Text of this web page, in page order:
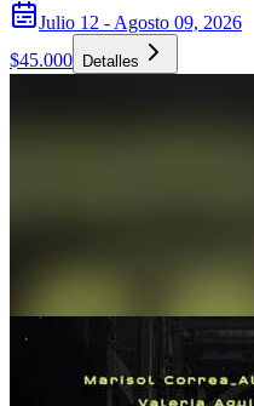
Julio 12 - Agosto 09, 2026
$45.000
Detalles